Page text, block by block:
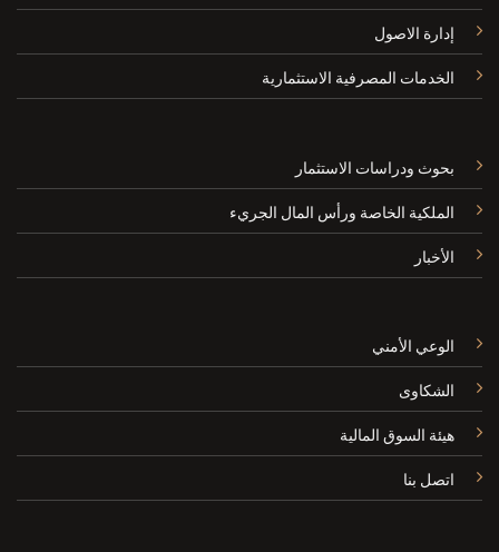
إدارة الاصول
الخدمات المصرفية الاستثمارية
بحوث ودراسات الاستثمار
الملكية الخاصة ورأس المال الجريء
الأخبار
الوعي الأمني
الشكاوى
هيئة السوق المالية
اتصل بنا